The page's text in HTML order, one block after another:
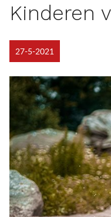
Kinderen
27-5-2021